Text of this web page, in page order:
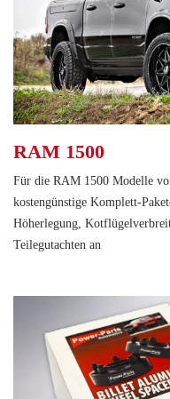
RAM 1500
Für die RAM 1500 Modelle
kostengünstige Komplett-
Höherlegung,
Teilegutachten an